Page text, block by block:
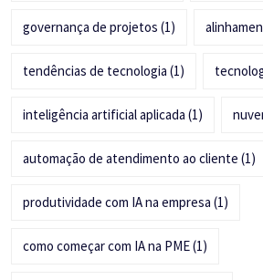
governança de projetos (1)
tendências de tecnologia (1)
inteligência artificial aplicada (1)
automação de atendimento ao cliente (1)
produtividade com IA na empresa (1)
como começar com IA na PME(1)